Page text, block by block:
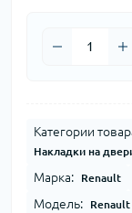
Категории
Накладки на
Марка: Renault
Модель: Renault